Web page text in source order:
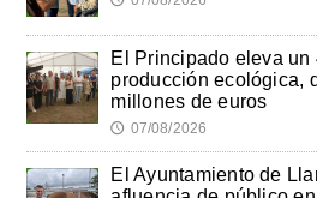
El Principado eleva un
producción ecológica,
millones de euros
🕔 07/08/2026
El Ayuntamiento de